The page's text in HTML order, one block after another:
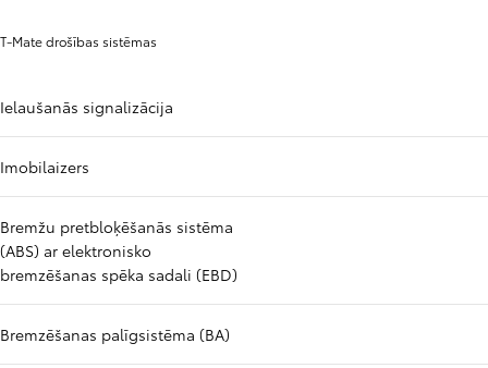
T-Mate drošības sistēmas
Ielaušanās signalizācija
Imobilaizers
Bremžu pretbloķēšanās sistēma
(ABS) ar elektronisko
bremzēšanas spēka sadali (EBD)
Bremzēšanas palīgsistēma (BA)